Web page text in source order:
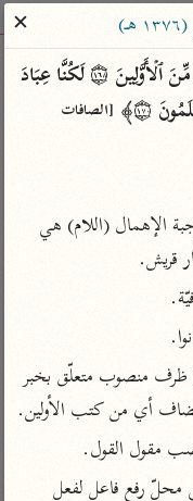
الشرعي
مصاحف
معاصرة
التفسير
تفسير السعدي
أيسر التفاسير
القرآن – تدبر وعمل
✕
قريش.
(168) (لو) حرف شرط غير جازم (عندنا) ظرف منصوب متعلّق بخبر
أي من كتب الأولين.
مقول القول.